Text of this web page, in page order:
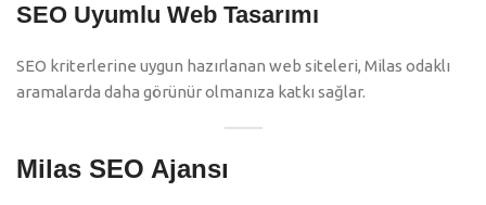
SEO Uyumlu Web Tasarımı
SEO kriterlerine uygun hazırlanan web siteleri, Milas odaklı
aramalarda daha görünür olmanıza katkı sağlar.
Milas SEO Ajansı